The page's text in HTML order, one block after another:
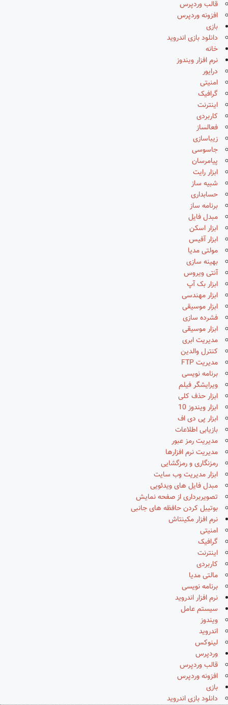
قالب وردپرس
افزونه وردپرس
بازی
دانلود بازی اندروید
خانه
نرم افزار ویندوز
درایور
امنیتی
گرافیک
اینترنت
کاربردی
فعالساز
زیباسازی
جاسوسی
پیامرسان
ابزار رایت
شبیه ساز
حسابداری
برنامه ساز
مبدل فایل
ابزار اسکن
ابزار آفیس
مولتی مدیا
بهینه سازی
آنتی ویروس
ابزار بک آپ
ابزار مهندسی
ابزار موسیقی
فشرده سازی
ابزار موسیقی
مدیریت ابری
کنترل والدین
مدیریت FTP
برنامه نویسی
ویرایشگر فیلم
ابزار حذف کلی
ابزار ویندوز 10
ابزار پی دی اف
بازیابی اطلاعات
مدیریت رمز عبور
مدیریت نرم افزارها
رمزنگاری و رمزگشایی
ابزار مدیریت وب سایت
مبدل فایل های ویدئویی
تصویربرداری از صفحه نمایش
بوتیبل کردن حافظه های جانبی
نرم افزار مکینتاش
امنیتی
گرافیک
اینترنت
کاربردی
مالتی مدیا
برنامه نویسی
نرم افزار اندروید
سیستم عامل
ویندوز
اندروید
لینوکس
وردپرس
قالب وردپرس
افزونه وردپرس
بازی
دانلود بازی اندروید